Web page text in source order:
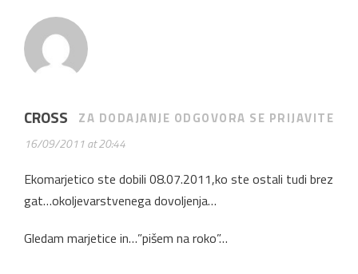
CROSS
16/09/2011 at 20:44
ZA DODAJANJE ODGOVORA SE PRIJAVITE
Ekomarjetico ste dobili 08.07.2011,ko ste ostali tudi brez
gat…okoljevarstvenega dovoljenja…
Gledam marjetice in…”pišem na roko”…